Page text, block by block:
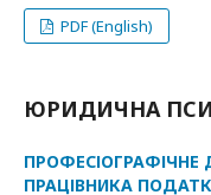
PDF (English)
ЮРИДИЧНА
ПРОФЕСІОГРАФІЧНЕ
ПРАЦІВНИКА